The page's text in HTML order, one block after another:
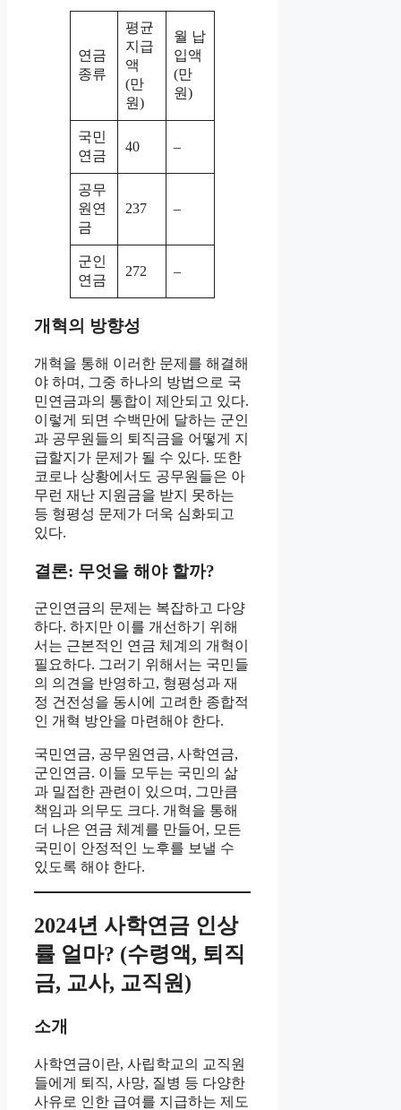
연금
종류
평균
지급
액
(만
원)
월 납
입액
(만
원)
국민
연금
40 –
공무
원연
금
237 –
군인
연금
272 –
개혁의 방향성
개혁을 통해 이러한 문제를 해결해
야 하며, 그중 하나의 방법으로 국
민연금과의 통합이 제안되고 있다.
이렇게 되면 수백만에 달하는 군인
과 공무원들의 퇴직금을 어떻게 지
급할지가 문제가 될 수 있다. 또한
코로나 상황에서도 공무원들은 아
무런 재난 지원금을 받지 못하는
등 형평성 문제가 더욱 심화되고
있다.
결론: 무엇을 해야 할까?
군인연금의 문제는 복잡하고 다양
하다. 하지만 이를 개선하기 위해
서는 근본적인 연금 체계의 개혁이
필요하다. 그러기 위해서는 국민들
의 의견을 반영하고, 형평성과 재
정 건전성을 동시에 고려한 종합적
인 개혁 방안을 마련해야 한다.
국민연금, 공무원연금, 사학연금,
군인연금. 이들 모두는 국민의 삶
과 밀접한 관련이 있으며, 그만큼
책임과 의무도 크다. 개혁을 통해
더 나은 연금 체계를 만들어, 모든
국민이 안정적인 노후를 보낼 수
있도록 해야 한다.
2024년 사학연금 인상
률 얼마? (수령액, 퇴직
금, 교사, 교직원)
소개
사학연금이란, 사립학교의 교직원
들에게 퇴직, 사망, 질병 등 다양한
사유로 인한 급여를 지급하는 제도